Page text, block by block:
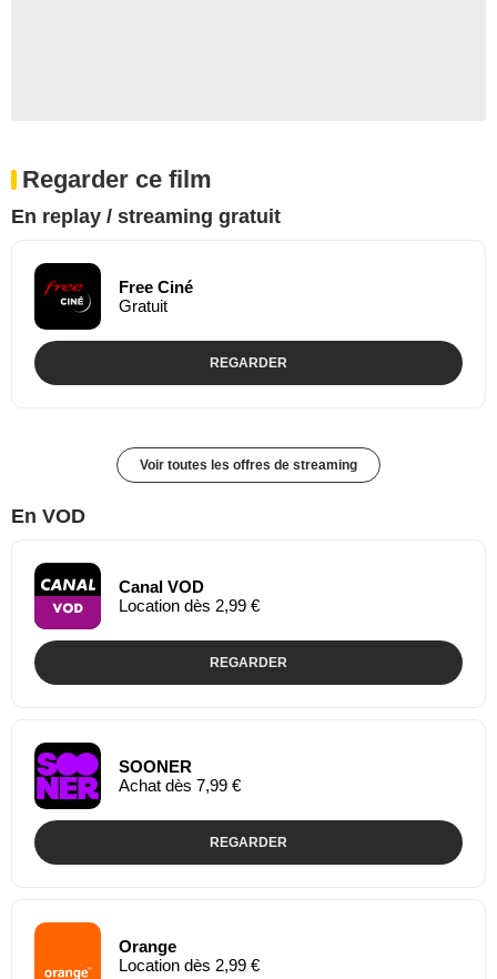
Regarder ce film
En replay / streaming gratuit
Free Ciné
Gratuit
REGARDER
Voir toutes les offres de streaming
En VOD
Canal VOD
Location dès 2,99 €
REGARDER
SOONER
Achat dès 7,99 €
REGARDER
Orange
Location dès 2,99 €